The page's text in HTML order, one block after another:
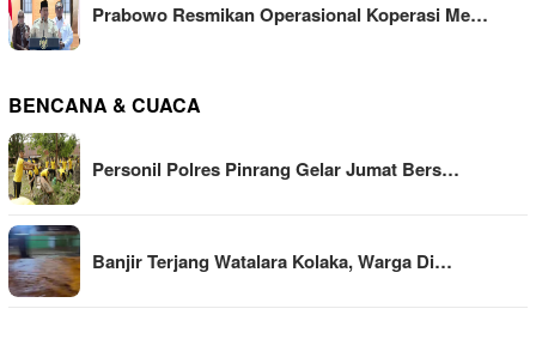
Prabowo Resmikan Operasional Koperasi Me…
BENCANA & CUACA
Personil Polres Pinrang Gelar Jumat Bers…
Banjir Terjang Watalara Kolaka, Warga Di…